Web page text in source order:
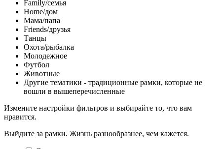
Family/семья
Home/дом
Мама/папа
Friends/друзья
Танцы
Охота/рыбалка
Молодежное
Футбол
Животные
Другие тематики - традиционные рамки, которые не
вошли в вышеперечисленные
Измените настройки фильтров и выбирайте то, что вам
нравится.
Выйдите за рамки. Жизнь разнообразнее, чем кажется.